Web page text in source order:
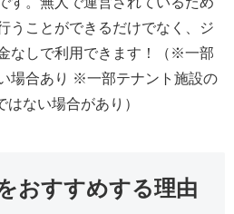
うことができるだけでなく、ジ
なしで利用できます！（※一部
場合あり ※一部テナント施設の
ない場合があり）
おすすめする理由